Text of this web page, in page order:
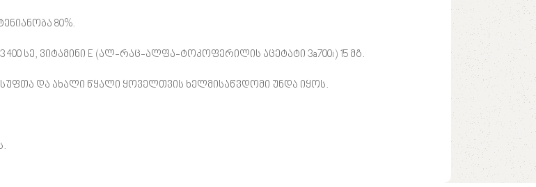
80%.
400 სე, ვიტამინი E (ალ-რაც-ალფა-ტოკოფერილის აცეტატი 3a700i) 15 მგ.
და ახალი წყალი ყოველთვის ხელმისაწვდომი უნდა იყოს.